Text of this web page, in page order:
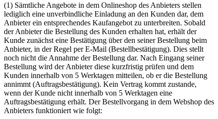
(1) Sämtliche Angebote in dem Onlineshop des Anbieters stellen
lediglich eine unverbindliche Einladung an den Kunden dar, dem
Anbieter ein entsprechendes Kaufangebot zu unterbreiten. Sobald
der Anbieter die Bestellung des Kunden erhalten hat, erhält der
Kunde zunächst eine Bestätigung über den seiner Bestellung beim
Anbieter, in der Regel per E-Mail (Bestellbestätigung). Dies stellt
noch nicht die Annahme der Bestellung dar. Nach Eingang seiner
Bestellung wird der Anbieter diese kurzfristig prüfen und dem
Kunden innerhalb von 5 Werktagen mitteilen, ob er die Bestellung
annimmt (Auftragsbestätigung). Kein Vertrag kommt zustande,
wenn der Kunde nicht innerhalb von 5 Werktagen eine
Auftragsbestätigung erhält. Der Bestellvorgang in dem Webshop des
Anbieters funktioniert wie folgt: